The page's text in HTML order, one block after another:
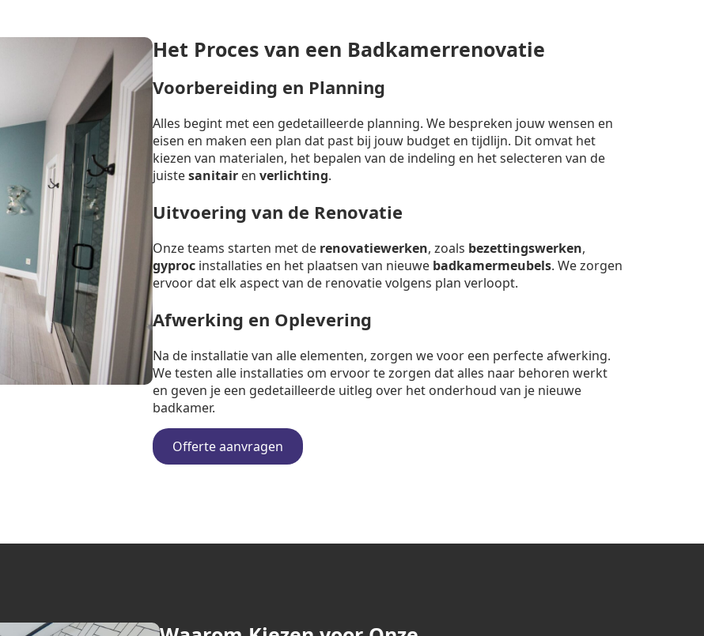
Het Proces van een Badkamerrenovatie
Voorbereiding en Planning
Alles begint met een gedetailleerde planning. We bespreken jouw wensen en
eisen en maken een plan dat past bij jouw budget en tijdlijn. Dit omvat het
kiezen van materialen, het bepalen van de indeling en het selecteren van de
juistesanitair en verlichting.
Uitvoering van de Renovatie
Onze teams starten met de renovatiewerken, zoals bezettingswerken,
gyproc installaties en het plaatsen van nieuwe badkamermeubels. We zorgen
ervoor dat elk aspect van de renovatie volgens plan verloopt.
Afwerking en Oplevering
Na de installatie van alle elementen, zorgen we voor een perfecte afwerking.
We testen alle installaties om ervoor te zorgen dat alles naar behoren werkt
en geven je een gedetailleerde uitleg over het onderhoud van je nieuwe
badkamer.
Offerte aanvragen